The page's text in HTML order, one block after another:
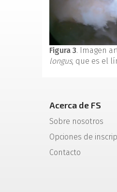
Figura 3. Imagen
longus, que es el
Acerca de FS
Sobre nosotros
Opciones de
Contacto